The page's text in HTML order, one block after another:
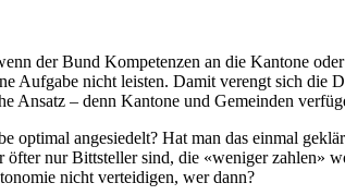
der Bund Kompetenzen an die Kantone
Aufgabe nicht leisten. Damit verengt sich die
Ansatz – denn Kantone und Gemeinden
optimal angesiedelt? Hat man das einmal
nur Bittsteller sind, die «weniger zahlen»
nicht verteidigen, wer dann?